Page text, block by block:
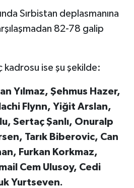
Sırbistan deplasmanına
82-78 galip
kadrosu ise şu şekilde:
Yılmaz, Şehmus Hazer,
Flynn, Yiğit Arslan,
Sertaç Şanlı, Onuralp
Tarık Biberovic, Can
Furkan Korkmaz,
Cem Ulusoy, Cedi
Yurtseven.